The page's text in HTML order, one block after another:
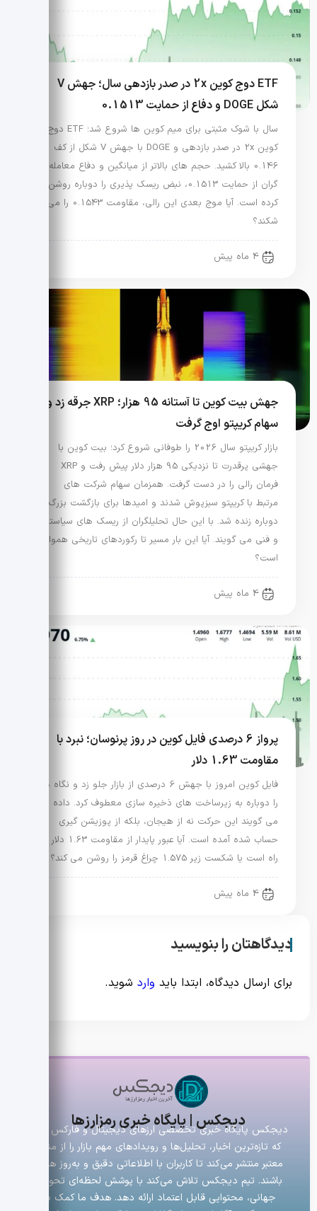
ETF دوج کوین 2x در صدر بازدهی سال؛ جهش V
شکل DOGE و دفاع از حمایت 0.1513
سال با شوک مثبتی برای میم کوین ها شروع شد؛ ETF دوج
کوین 2x در صدر بازدهی و DOGE با جهش V شکل از کف
0.146 بالا کشید. حجم های بالاتر از میانگین و دفاع معامله
گران از حمایت 0.1513، نبض ریسک پذیری را دوباره روشن
کرده است. آیا موج بعدی این رالی، مقاومت 0.1543 را می
شکند؟
4 ماه پیش
جهش بیت کوین تا آستانه 95 هزار؛ XRP جرقه زد و
سهام کریپتو اوج گرفت
بازار کریپتو سال 2026 را طوفانی شروع کرد؛ بیت کوین با
جهشی پرقدرت تا نزدیکی 95 هزار دلار پیش رفت و XRP
فرمان رالی را در دست گرفت. همزمان سهام شرکت های
مرتبط با کریپتو سبزپوش شدند و امیدها برای بازگشت بزرگ
دوباره زنده شد. با این حال تحلیلگران از ریسک های سیاستی
و فنی می گویند. آیا این بار مسیر تا رکوردهای تاریخی هموار
است؟
4 ماه پیش
پرواز 6 درصدی فایل کوین در روز پرنوسان؛ نبرد با
مقاومت 1.63 دلار
فایل کوین امروز با جهش 6 درصدی از بازار جلو زد و نگاه ها
را دوباره به زیرساخت های ذخیره سازی معطوف کرد. داده ها
می گویند این حرکت نه از هیجان، بلکه از پوزیشن گیری
حساب شده آمده است. آیا عبور پایدار از مقاومت 1.63 دلار در
راه است یا شکست زیر 1.575 چراغ قرمز را روشن می کند؟
4 ماه پیش
دیدگاهتان را بنویسید
برای ارسال دیدگاه، ابتدا باید وارد شوید.
دیجکس | پایگاه خبری رمزارزها
دیجکس پایگاه خبری تخصصی ارزهای دیجیتال و فارکس است
که تازه‌ترین اخبار، تحلیل‌ها و رویدادهای مهم بازار را از منابع
معتبر منتشر می‌کند تا کاربران با اطلاعاتی دقیق و به‌روز همراه
باشند. تیم دیجکس تلاش می‌کند با پوشش لحظه‌ای تحولات
جهانی، محتوایی قابل اعتماد ارائه دهد. هدف ما کمک به